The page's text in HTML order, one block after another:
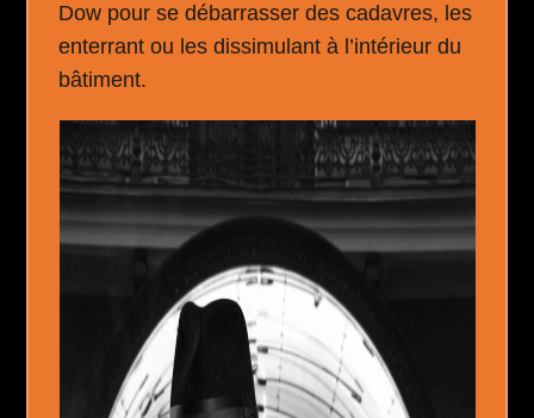
Dow pour se débarrasser des cadavres, les
enterrant ou les dissimulant à l’intérieur du
bâtiment.